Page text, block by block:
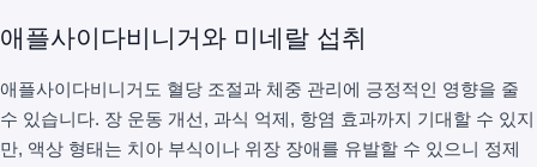
애플사이다비니거와 미네랄 섭취
애플사이다비니거도 혈당 조절과 체중 관리에 긍정적인 영향을 줄
수 있습니다. 장 운동 개선, 과식 억제, 항염 효과까지 기대할 수 있지
만, 액상 형태는 치아 부식이나 위장 장애를 유발할 수 있으니 정제